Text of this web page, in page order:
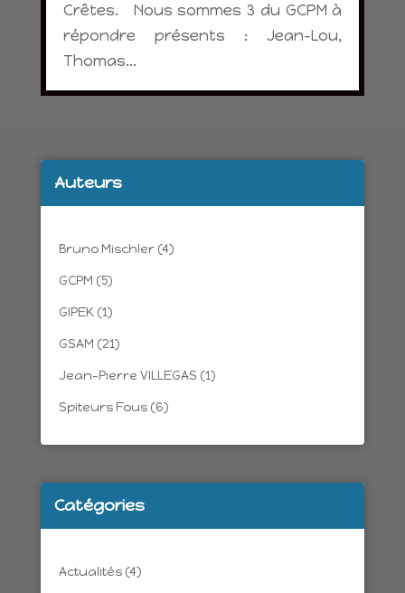
Crêtes. Nous sommes 3 du GCPM à
répondre présents : Jean-Lou,
Thomas...
Auteurs
Bruno Mischler(4)
GCPM (5)
GIPEK(1)
GSAM (21)
Jean-Pierre VILLEGAS (1)
Spiteurs Fous(6)
Catégories
Actualités(4)